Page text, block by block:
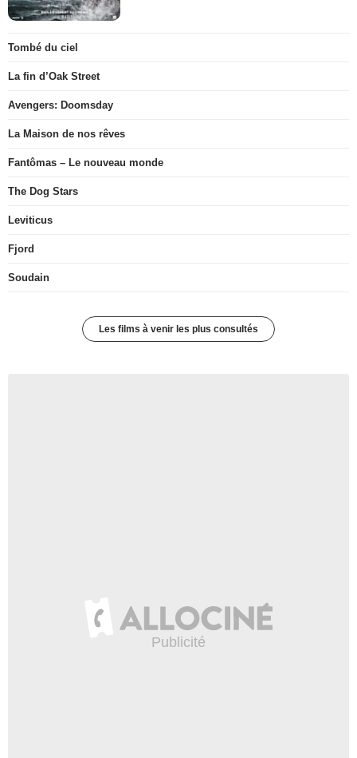
Tombé du ciel
La fin d’Oak Street
Avengers: Doomsday
La Maison de nos rêves
Fantômas – Le nouveau monde
The Dog Stars
Leviticus
Fjord
Soudain
Les films à venir les plus consultés